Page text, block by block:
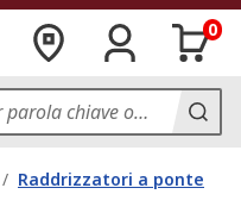
0
/ Raddrizzatori a ponte